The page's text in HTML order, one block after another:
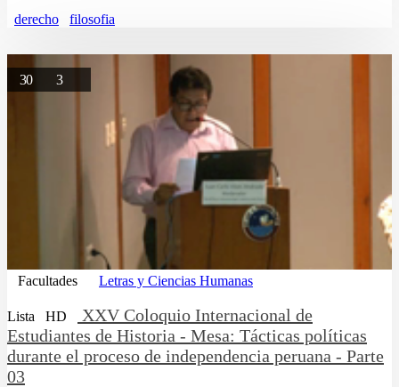
derecho filosofia
30 3
Facultades Letras y Ciencias Humanas
Lista HD
XXV Coloquio Internacional de
Estudiantes de Historia - Mesa: Tácticas políticas
durante el proceso de independencia peruana - Parte
03